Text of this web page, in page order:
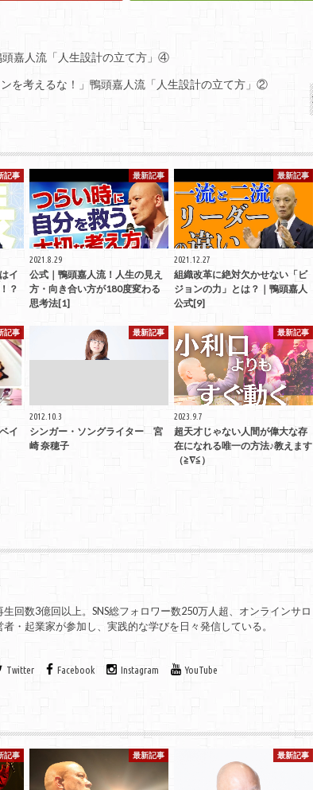
嘉人流「人生設計の立て方」④
を考えるな！」鴨頭嘉人流「人生設計の立て方」②
記事
イ
？
最新記事
2021.8.29
公式｜鴨頭嘉人流！人生の見え
方・向き合い方が180度変わる
思考法[1]
最新記事
2021.12.27
組織改革に絶対欠かせない「ビ
ジョンの力」とは？｜鴨頭嘉人
公式[9]
記事
イ
最新記事
2012.10.3
シンガー・ソングライター 宮
崎 奈穂子
最新記事
2023.9.7
超天才じゃない人間が偉大な存
在になれる唯一の方法♪教えます
（≧∇≦）
回数3億回以上。SNS総フォロワー数250万人超、オンラインサロ
・起業家が参加し、実践的な学びを日々発信している。
Twitter Facebook Instagram YouTube
記事 最新記事 最新記事